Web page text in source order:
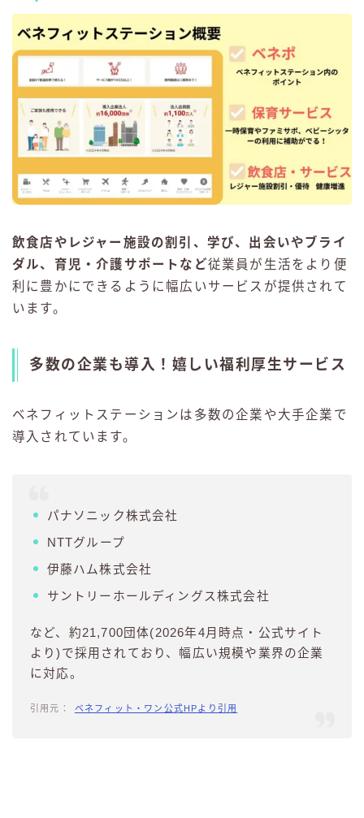
飲食店やレジャー施設の割引、学び、出会いやブライ
ダル、育児・介護サポートなど従業員が生活をより便
利に豊かにできるように幅広いサービスが提供されて
います。
多数の企業も導入！嬉しい福利厚生サービス
ベネフィットステーションは多数の企業や大手企業で
導入されています。
パナソニック株式会社
NTTグループ
伊藤ハム株式会社
サントリーホールディングス株式会社
など、約21,700団体(2026年4月時点・公式サイト
より)で採用されており、幅広い規模や業界の企業
に対応。
ベネフィット・ワン公式HPより引用